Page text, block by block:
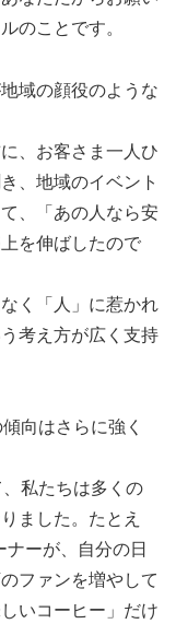
のことです。
域の顔役のような
、お客さま一人ひ
、地域のイベント
、「あの人なら安
を伸ばしたので
く「人」に惹かれ
考え方が広く支持
向はさらに強く
私たちは多くの
ました。たとえ
ーが、自分の日
ファンを増やして
いコーヒー」だけ